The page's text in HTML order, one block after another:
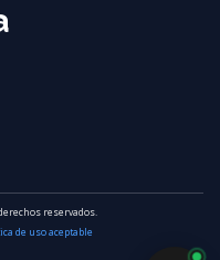
reservados.
de uso aceptable